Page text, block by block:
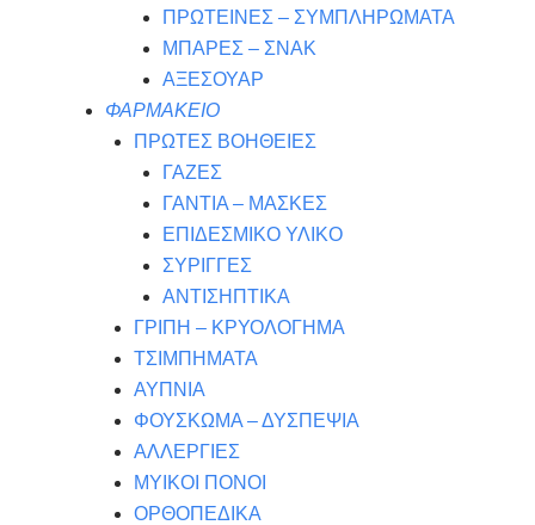
ΠΡΩΤΕΙΝΕΣ – ΣΥΜΠΛΗΡΩΜΑΤΑ
ΜΠΑΡΕΣ – ΣΝΑΚ
ΑΞΕΣΟΥΑΡ
ΦΑΡΜΑΚΕΙΟ
ΠΡΩΤΕΣ ΒΟΗΘΕΙΕΣ
ΓΑΖΕΣ
ΓΑΝΤΙΑ – ΜΑΣΚΕΣ
ΕΠΙΔΕΣΜΙΚΟ ΥΛΙΚΟ
ΣΥΡΙΓΓΕΣ
ΑΝΤΙΣΗΠΤΙΚΑ
ΓΡΙΠΗ – ΚΡΥΟΛΟΓΗΜΑ
ΤΣΙΜΠΗΜΑΤΑ
ΑΥΠΝΙΑ
ΦΟΥΣΚΩΜΑ – ΔΥΣΠΕΨΙΑ
ΑΛΛΕΡΓΙΕΣ
ΜΥΙΚΟΙ ΠΟΝΟΙ
ΟΡΘΟΠΕΔΙΚΑ